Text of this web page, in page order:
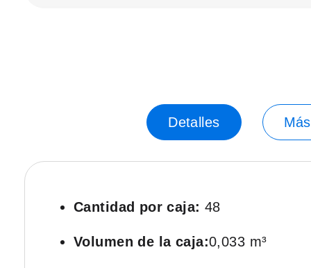
Detalles
Cantidad por caja: 48
Volumen de la caja:0,033 m³